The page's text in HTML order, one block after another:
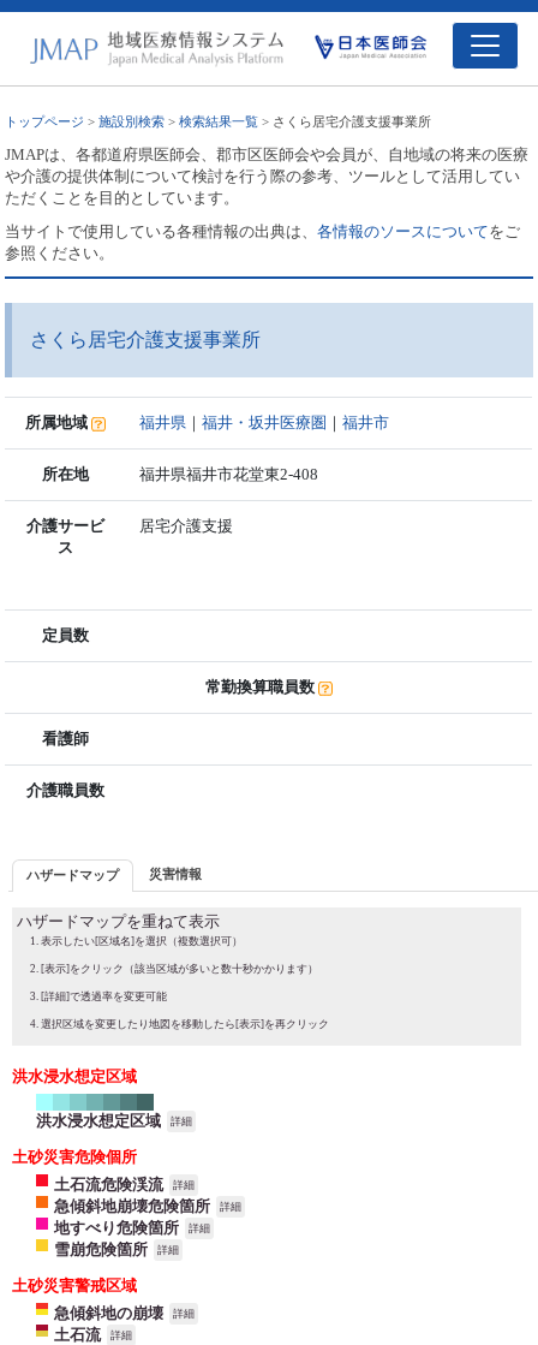
トップページ >施設別検索 >検索結果一覧 > さくら居宅介護支援事業所
JMAPは、各都道府県医師会、郡市区医師会や会員が、自地域の将来の医療
や介護の提供体制について検討を行う際の参考、ツールとして活用してい
ただくことを目的としています。
当サイトで使用している各種情報の出典は、各情報のソースについてをご
参照ください。
さくら居宅介護支援事業所
所属地域 福井県 ｜福井・坂井医療圏 ｜福井市
所在地 福井県福井市花堂東2-408
介護サービ
ス
居宅介護支援
定員数
常勤換算職員数
看護師
介護職員数
ハザードマップ 災害情報
ハザードマップを重ねて表示
表示したい[区域名]を選択（複数選択可）
[表示]をクリック（該当区域が多いと数十秒かかります）
[詳細]で透過率を変更可能
選択区域を変更したり地図を移動したら[表示]を再クリック
洪水浸水想定区域
洪水浸水想定区域 詳細
土砂災害危険個所
土石流危険渓流
詳細
急傾斜地崩壊危険箇所 詳細
地すべり危険箇所 詳細
雪崩危険箇所 詳細
土砂災害警戒区域
急傾斜地の崩壊
詳細
土石流 詳細